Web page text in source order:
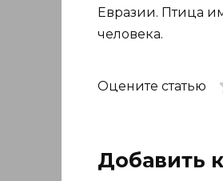
Евразии. Птица
человека.
Оцените статью
Добавить